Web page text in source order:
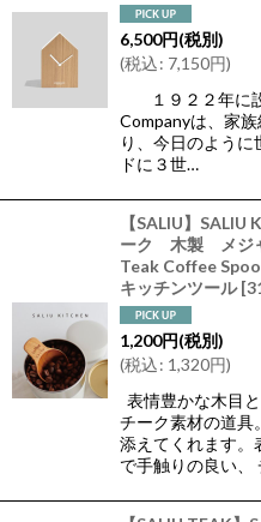
6,500円(税別)
(税込: 7,150円)
１９２２年に
Companyは、家
り、今日のよう
ドに３世…
【SALIU】
ーク 木製 メジ
Teak Coffee
キッチンツール [
1,200円(税別)
(税込: 1,320円)
表情豊かな木目
チーク素材の道具
添えてくれます。
で手触りの良い、